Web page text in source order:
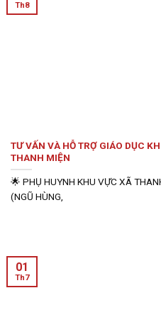
TƯ VẤN VÀ HỖ TRỢ GIÁO DỤC
THANH MIỆN
🌟 PHỤ HUYNH KHU VỰC XÃ
(NGŨ HÙNG,
Th8
01
Th7